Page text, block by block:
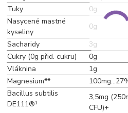
Tuky
0g
Nasycené mastné
kyseliny
0g
Sacharidy
3g
Cukry (0g přid. cukru)
0g
Vláknina
1g
Magnesium**
Bacillus subtilis
DE111®¹
3,5mg
CFU)+